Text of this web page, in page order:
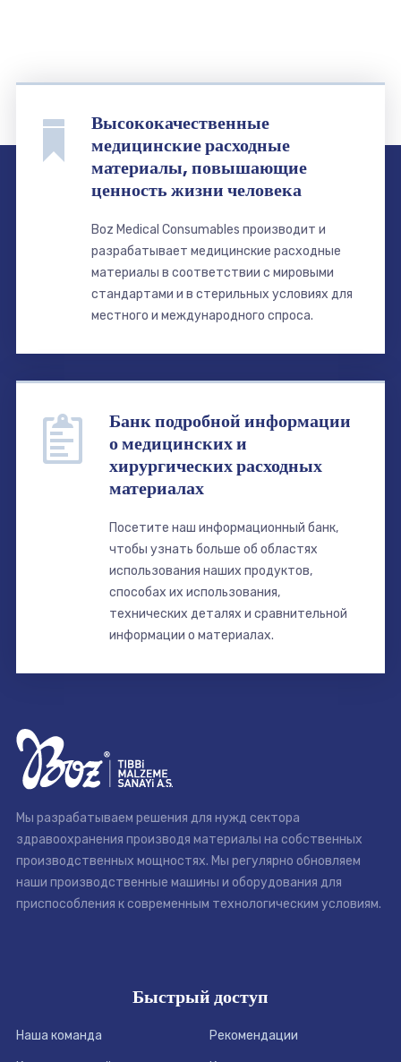
Высококачественные
медицинские расходные
материалы, повышающие
ценность жизни человека
Boz Medical Consumables производит и
разрабатывает медицинские расходные
материалы в соответствии с мировыми
стандартами и в стерильных условиях для
местного и международного спроса.
Банк подробной информации
о медицинских и
хирургических расходных
материалах
Посетите наш информационный банк,
чтобы узнать больше об областях
использования наших продуктов,
способах их использования,
технических деталях и сравнительной
информации о материалах.
Мы разрабатываем решения для нужд сектора
здравоохранения производя материалы на собственных
производственных мощностях. Мы регулярно обновляем
наши производственные машины и оборудования для
приспособления к современным технологическим условиям.
Быстрый доступ
Наша команда Рекомендации